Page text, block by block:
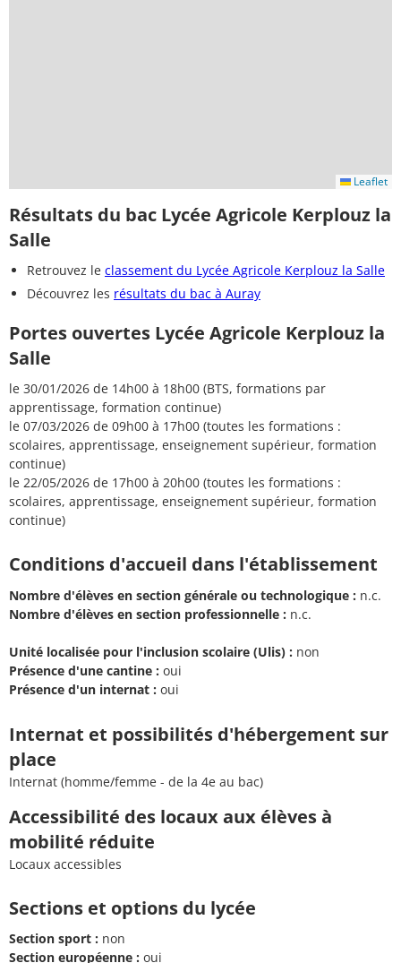
Leaflet
Résultats du bac Lycée Agricole Kerplouz la
Salle
Retrouvez le classement du Lycée Agricole Kerplouz la Salle
Découvrez les résultats du bac à Auray
Portes ouvertes Lycée Agricole Kerplouz la
Salle
le 30/01/2026 de 14h00 à 18h00 (BTS, formations par
apprentissage, formation continue)
le 07/03/2026 de 09h00 à 17h00 (toutes les formations :
scolaires, apprentissage, enseignement supérieur, formation
continue)
le 22/05/2026 de 17h00 à 20h00 (toutes les formations :
scolaires, apprentissage, enseignement supérieur, formation
continue)
Conditions d'accueil dans l'établissement
Nombre d'élèves en section générale ou technologique : n.c.
Nombre d'élèves en section professionnelle : n.c.
Unité localisée pour l'inclusion scolaire (Ulis) : non
Présence d'une cantine : oui
Présence d'un internat : oui
Internat et possibilités d'hébergement sur
place
Internat (homme/femme - de la 4e au bac)
Accessibilité des locaux aux élèves à
mobilité réduite
Locaux accessibles
Sections et options du lycée
Section sport : non
Section européenne : oui